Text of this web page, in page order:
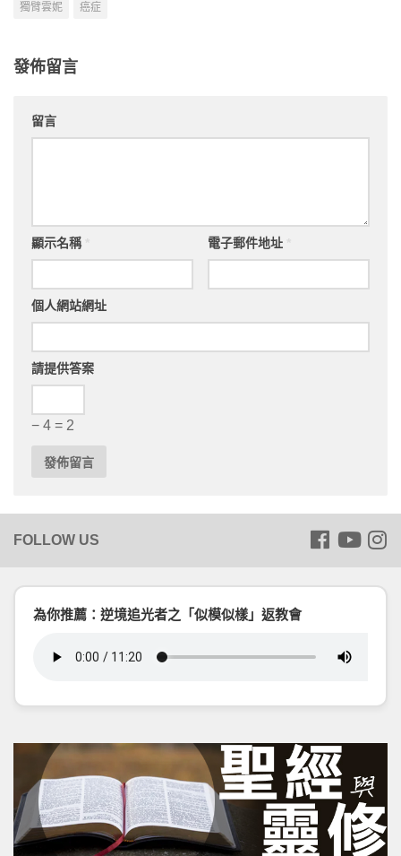
獨臂雲妮
癌症
發佈留言
留言
顯示名稱 電子郵件地址
個人網站網址
請提供答案
− 4 = 2
為你推薦：逆境追光者之「似模似樣」返教會